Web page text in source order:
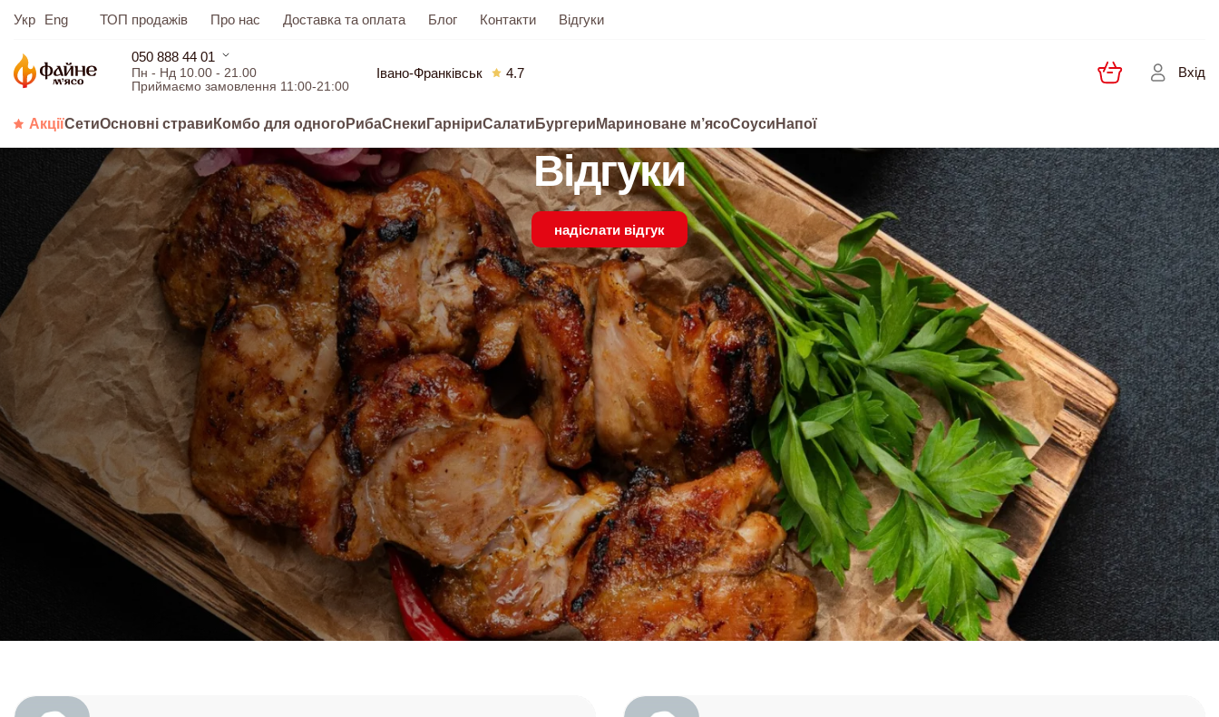
Укр Eng ТОП продажів Про нас Доставка та оплата Блог Контакти Відгуки
050 888 44 01
Пн - Нд 10.00 - 21.00
Приймаємо замовлення 11:00-21:00
Івано-Франківськ 4.7 Вхід
АкціїСетиОсновні страви Комбо для одногоРибаСнеки ГарніриСалати Бургери Мариноване м’ясоСоуси Напої
Відгуки
надіслати відгук